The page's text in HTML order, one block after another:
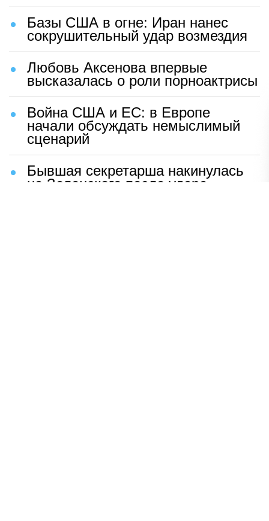
Базы США в огне: Иран нанес
сокрушительный удар возмездия
Любовь Аксенова впервые
высказалась о роли порноактрисы
Война США и ЕС: в Европе
начали обсуждать немыслимый
сценарий
Бывшая секретарша накинулась
на Зеленского после удара